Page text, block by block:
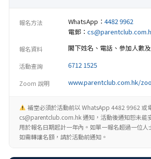
報名方法 WhatsApp： 4482 9962
電郵：
報名資料 閣下姓名、電話、參加人數
活動查詢 6712 1525
Zoom 說明 www.parentclub.com.hk/
補堂必須於活動前以 WhatsApp 4482 9962 或
cs@parentclub.com.hk 通知，活動後通知恕未能
用於報名日期起計一年內。如單一報名超過一位人
如需轉讓名額，請於活動前通知。